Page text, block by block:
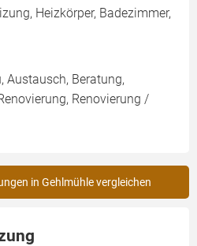
Heizkörper, Badezimmer,
Austausch, Beratung,
Renovierung /
in Gehlmühle vergleichen